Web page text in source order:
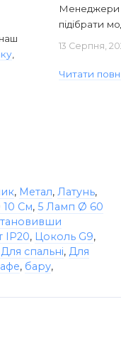
Менеджери
підібрати
13 Серпня,
Читати
, Метал, Латунь,
См, 5 Ламп Ø 60
IP20, Цоколь G9,
спальні, Для
, бару,